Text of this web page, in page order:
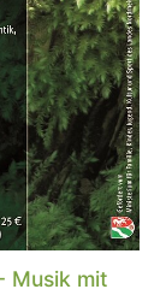
Musik mit